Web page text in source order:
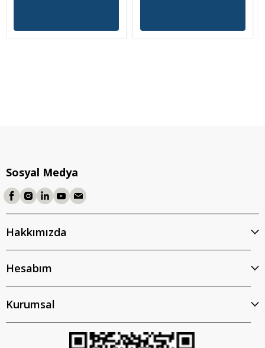
Sosyal Medya
Hakkımızda
Hesabım
Kurumsal